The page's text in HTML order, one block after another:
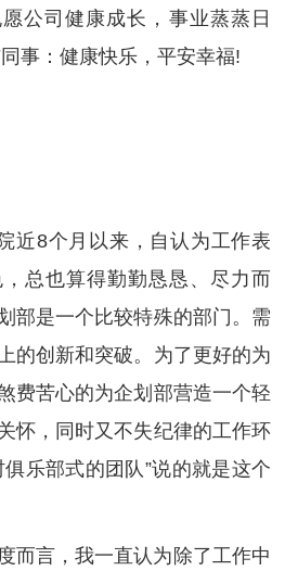
公司健康成长，事业蒸蒸日
事：健康快乐，平安幸福!
近8个月以来，自认为工作表
总也算得勤勤恳恳、尽力而
部是一个比较特殊的部门。需
的创新和突破。为了更好的为
费苦心的为企划部营造一个轻
怀，同时又不失纪律的工作环
乐部式的团队”说的就是这个
而言，我一直认为除了工作中